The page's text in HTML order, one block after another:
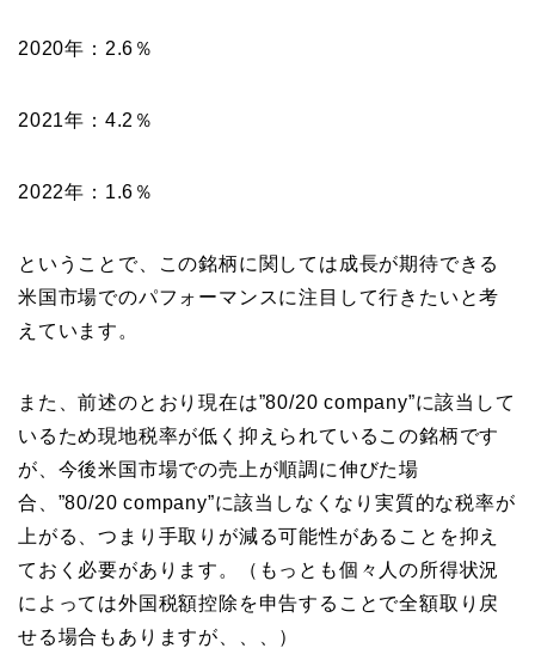
2020年：2.6％
2021年：4.2％
2022年：1.6％
ということで、この銘柄に関しては成長が期待できる
米国市場でのパフォーマンスに注目して行きたいと考
えています。
また、前述のとおり現在は”80/20 company”に該当して
いるため現地税率が低く抑えられているこの銘柄です
が、今後米国市場での売上が順調に伸びた場
合、”80/20 company”に該当しなくなり実質的な税率が
上がる、つまり手取りが減る可能性があることを抑え
ておく必要があります。（もっとも個々人の所得状況
によっては外国税額控除を申告することで全額取り戻
せる場合もありますが、、、）